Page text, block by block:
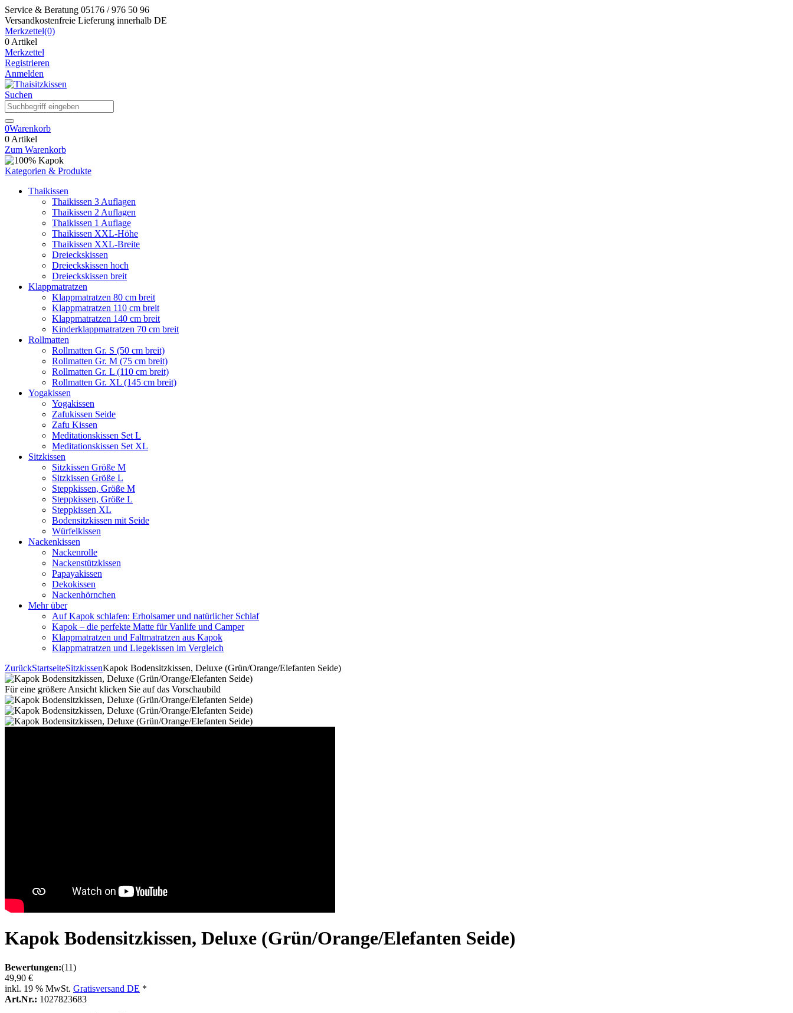
Service & Beratung 05176 / 976 50 96
Versandkostenfreie Lieferung innerhalb DE
Merkzettel(0)
0 Artikel
Merkzettel
Registrieren
Anmelden
Suchen
0Warenkorb
0 Artikel
Zum Warenkorb
Kategorien & Produkte
Thaikissen
Thaikissen 3 Auflagen
Thaikissen 2 Auflagen
Thaikissen 1 Auflage
Thaikissen XXL-Höhe
Thaikissen XXL-Breite
Dreieckskissen
Dreieckskissen hoch
Dreieckskissen breit
Klappmatratzen
Klappmatratzen 80 cm breit
Klappmatratzen 110 cm breit
Klappmatratzen 140 cm breit
Kinderklappmatratzen 70 cm breit
Rollmatten
Rollmatten Gr. S (50 cm breit)
Rollmatten Gr. M (75 cm breit)
Rollmatten Gr. L (110 cm breit)
Rollmatten Gr. XL (145 cm breit)
Yogakissen
Yogakissen
Zafukissen Seide
Zafu Kissen
Meditationskissen Set L
Meditationskissen Set XL
Sitzkissen
Sitzkissen Größe M
Sitzkissen Größe L
Steppkissen, Größe M
Steppkissen, Größe L
Steppkissen XL
Bodensitzkissen mit Seide
Würfelkissen
Nackenkissen
Nackenrolle
Nackenstützkissen
Papayakissen
Dekokissen
Nackenhörnchen
Mehr über
Auf Kapok schlafen: Erholsamer und natürlicher Schlaf
Kapok – die perfekte Matte für Vanlife und Camper
Klappmatratzen und Faltmatratzen aus Kapok
Klappmatratzen und Liegekissen im Vergleich
ZurückStartseiteSitzkissenKapok Bodensitzkissen, Deluxe (Grün/Orange/Elefanten Seide)
Für eine größere Ansicht klicken Sie auf das Vorschaubild
Kapok Bodensitzkissen, Deluxe (Grün/Orange/Elefanten Seide)
Bewertungen:(11)
49,90 €
inkl. 19 % MwSt. Gratisversand DE *
Art.Nr.: 1027823683